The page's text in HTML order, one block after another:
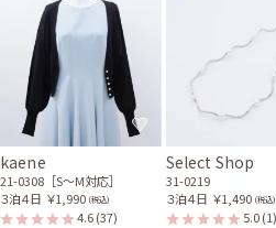
サイズ感はぴったりで、丈感はひざ下で
でした。
レンタル/購入した商品
ゴールドチェーンのポイン
トパールネックレス
31-0222
kaene
21-0308［S〜M対応］
３泊４日 ￥1,990 (税込)
4.6(37)
Select Shop
31-0219
３泊４日 ￥1,490 (税込)
5.0(1)